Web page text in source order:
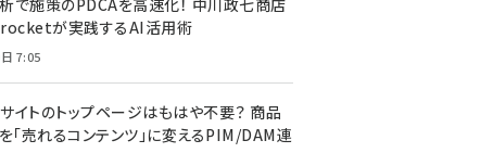
で施策のPDCAを高速化！ 中川政七商店
が実践するAI活用術
7:05
イトのトップページはもはや不要？ 商品
「売れるコンテンツ」に変えるPIM/DAM連